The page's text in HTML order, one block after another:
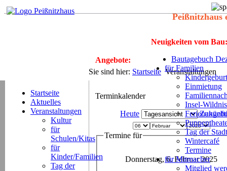
Peißnitzhaus
Neuigkeiten vom Bau:
Bautagebuch
für Familien
Einmietung
Insel-
Tag der
Wintercafé
Termine
für Mitmacher
Mitglied
Angebote:
Sie sind hier: Startseite Veranstaltungen
Startseite
Aktuelles
Veranstaltungen
Kultur
für
Schulen/Kitas
für
Kinder/Familien
Tag der
Terminkalender
Heute
Termine für
Donnerstag, 6. Februar 2025